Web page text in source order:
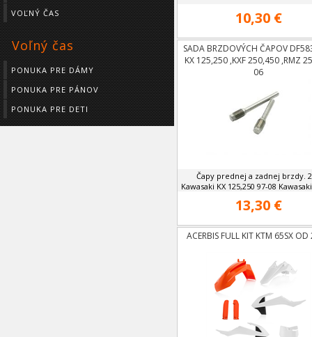
VOĽNÝ ČAS
Voľný čas
PONUKA PRE DÁMY
PONUKA PRE PÁNOV
PONUKA PRE DETI
10,30 €
SADA BRZDOVÝCH ČAPOV
KX 125,250 ,KXF 250,450 ,RMZ
06
Čapy prednej a zadnej brzdy.
Kawasaki KX 125,250 97-08
13,30 €
ACERBIS FULL KIT KTM 65SX